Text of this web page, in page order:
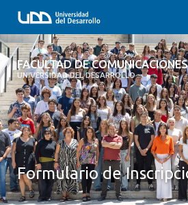
FACULTAD DE COMUNICACIONES
UNIVERSIDAD DEL DESARROLLO
FACULTAD DE
INICIO
SOBRE LA FACULTAD
CARRERAS
POSTGRADOS Y EDUCACIÓN CONTINUA
Formulario de